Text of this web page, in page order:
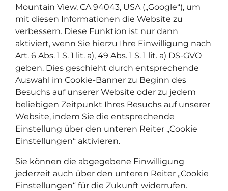
Mountain View, CA 94043, USA („Google“), um
mit diesen Informationen die Website zu
verbessern. Diese Funktion ist nur dann
aktiviert, wenn Sie hierzu Ihre Einwilligung nach
Art. 6 Abs. 1 S. 1 lit. a), 49 Abs. 1 S. 1 lit. a) DS-GVO
geben. Dies geschieht durch entsprechende
Auswahl im Cookie-Banner zu Beginn des
Besuchs auf unserer Website oder zu jedem
beliebigen Zeitpunkt Ihres Besuchs auf unserer
Website, indem Sie die entsprechende
Einstellung über den unteren Reiter „Cookie
Einstellungen“ aktivieren.
Sie können die abgegebene Einwilligung
jederzeit auch über den unteren Reiter „Cookie
Einstellungen“ für die Zukunft widerrufen.